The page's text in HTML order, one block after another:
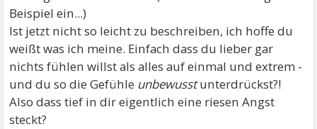
Beispiel ein...)
Ist jetzt nicht so leicht zu beschreiben, ich hoffe du
weißt was ich meine. Einfach dass du lieber gar
nichts fühlen willst als alles auf einmal und extrem -
und du so die Gefühle unbewusstunterdrückst?!
Also dass tief in dir eigentlich eine riesen Angst
steckt?